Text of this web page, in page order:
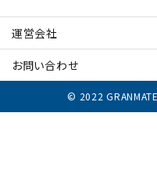
運営会社
お問い合わせ
© 2022